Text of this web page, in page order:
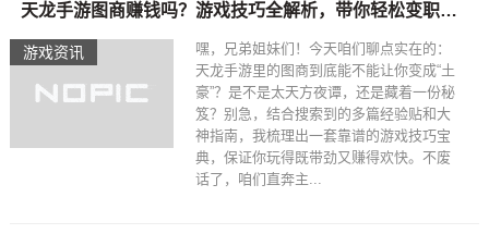
游戏资讯
天龙手游图商赚钱吗？游戏技巧全解析，带你轻松变职业大咖
嘿，兄弟姐妹们！今天咱们聊点实在的：
天龙手游里的图商到底能不能让你变成“土
豪”？是不是太天方夜谭，还是藏着一份秘
笈？别急，结合搜索到的多篇经验贴和大
神指南，我梳理出一套靠谱的游戏技巧宝
典，保证你玩得既带劲又赚得欢快。不废
话了，咱们直奔主...